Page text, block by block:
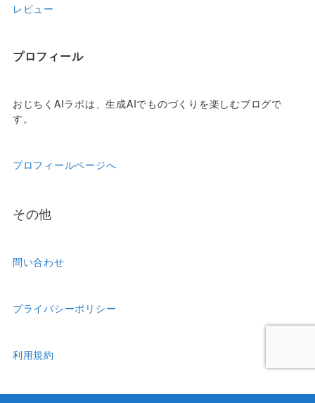
レビュー
プロフィール
おじちくAIラボは、生成AIでものづくりを楽しむブログで
す。
プロフィールページへ
その他
問い合わせ
プライバシーポリシー
利用規約